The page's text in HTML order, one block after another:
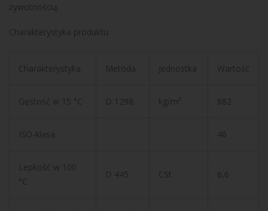
żywotnością.
Charakterystyka produktu:
Charakterystyka Metoda Jednostka Wartość
Gęstość w 15 °C D 1298 kg/m³ 882
ISO-klasa 46
Lepkość w 100
°C
D 445 CSt 6,6